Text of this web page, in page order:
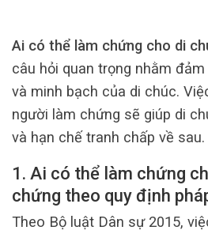
Ai có thể làm chứng cho di
câu hỏi quan trọng nhằm
và minh bạch của di chúc.
người làm chứng sẽ giúp di
và hạn chế tranh chấp về sau.
1. Ai có thể làm chứng
chứng theo quy định
Theo Bộ luật Dân sự 2015,